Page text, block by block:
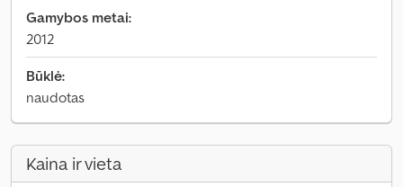
Gamybos metai:
2012
Būklė:
naudotas
Kaina ir vieta